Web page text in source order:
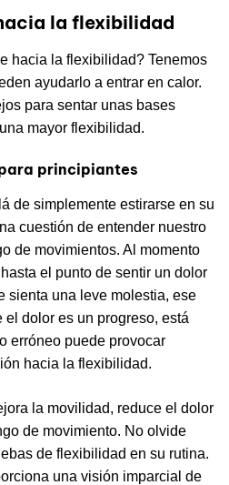
la flexibilidad
hacia la flexibilidad? Tenemos
ayudarlo a entrar en calor.
para sentar unas bases
mayor flexibilidad.
principiantes
de simplemente estirarse en su
cuestión de entender nuestro
de movimientos. Al momento
el punto de sentir un dolor
sienta una leve molestia, ese
dolor es un progreso, está
erróneo puede provocar
hacia la flexibilidad.
la movilidad, reduce el dolor
de movimiento. No olvide
de flexibilidad en su rutina.
una visión imparcial de